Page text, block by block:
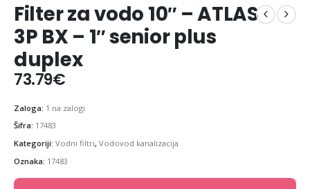
Filter za vodo 10″ – ATLAS
3P BX – 1″ senior plus
duplex
73.79€
Zaloga: 1 na zalogi
Šifra: 17483
Kategoriji: Vodni filtri, Vodovod kanalizacija
Oznaka: 17483